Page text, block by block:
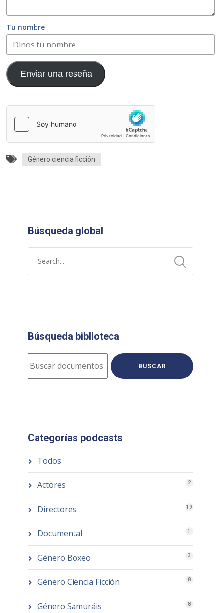
Tu nombre
Enviar una reseña
Género ciencia ficción
Búsqueda global
Búsqueda biblioteca
BUSCAR
Categorías podcasts
Todos
Actores 2
Directores 19
Documental 1
Género Boxeo 3
Género Ciencia Ficción 8
Género Samuráis 8